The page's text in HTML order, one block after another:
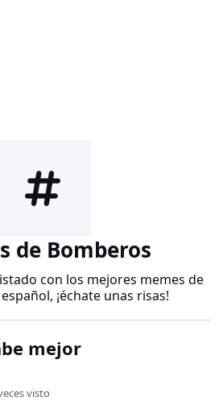
de Bomberos
con los mejores memes de
¡échate unas risas!
mejor
visto